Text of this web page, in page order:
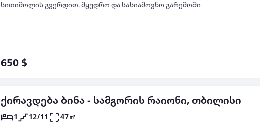
სითიმოლის გვერდით. მყუდრო და სასიამოვნო გარემოში
650 $
ქირავდება ბინა - სამგორის რაიონი, თბილისი
1 12/11 47㎡